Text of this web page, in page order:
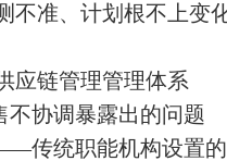
不准、计划根不上变
应链管理管理体系
不协调暴露出的问题
传统职能机构设置